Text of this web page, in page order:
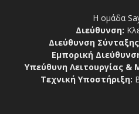
Η ομάδα
Διεύθυνση:
Διεύθυνση
Εμπορική
Υπεύθυνη Λειτουργίας &
Τεχνική Υποστήριξη: